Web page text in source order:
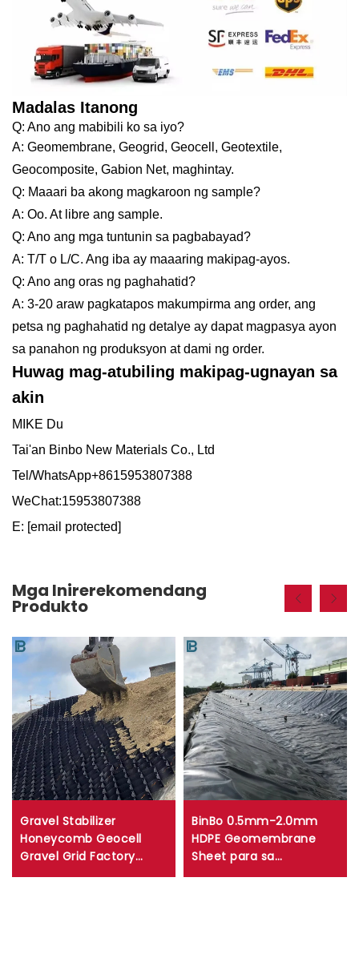
Madalas Itanong
Q: Ano ang mabibili ko sa iyo?
A: Geomembrane, Geogrid, Geocell, Geotextile,
Geocomposite, Gabion Net, maghintay.
Q: Maaari ba akong magkaroon ng sample?
A: Oo. At libre ang sample.
Q: Ano ang mga tuntunin sa pagbabayad?
A: T/T o L/C. Ang iba ay maaaring makipag-ayos.
Q: Ano ang oras ng paghahatid?
A: 3-20 araw pagkatapos makumpirma ang order, ang
petsa ng paghahatid ng detalye ay dapat magpasya ayon
sa panahon ng produksyon at dami ng order.
Huwag mag-atubiling makipag-ugnayan sa
akin
MIKE Du
Tai'an Binbo New Materials Co., Ltd
Tel/WhatsApp+8615953807388
WeChat:15953807388
E: [email protected]
Mga Inirerekomendang
Produkto
Gravel Stabilizer
Honeycomb Geocell
Gravel Grid Factory
Presyo HDPE Road
BinBo 0.5mm-2.0mm
HDPE Geomembrane
Sheet para sa
Agricultural Pond